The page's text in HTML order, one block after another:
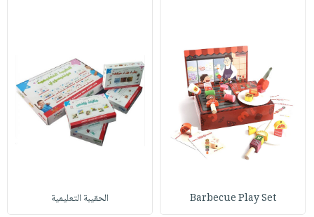
Barbecue Play Set الحقيبة التعليمية